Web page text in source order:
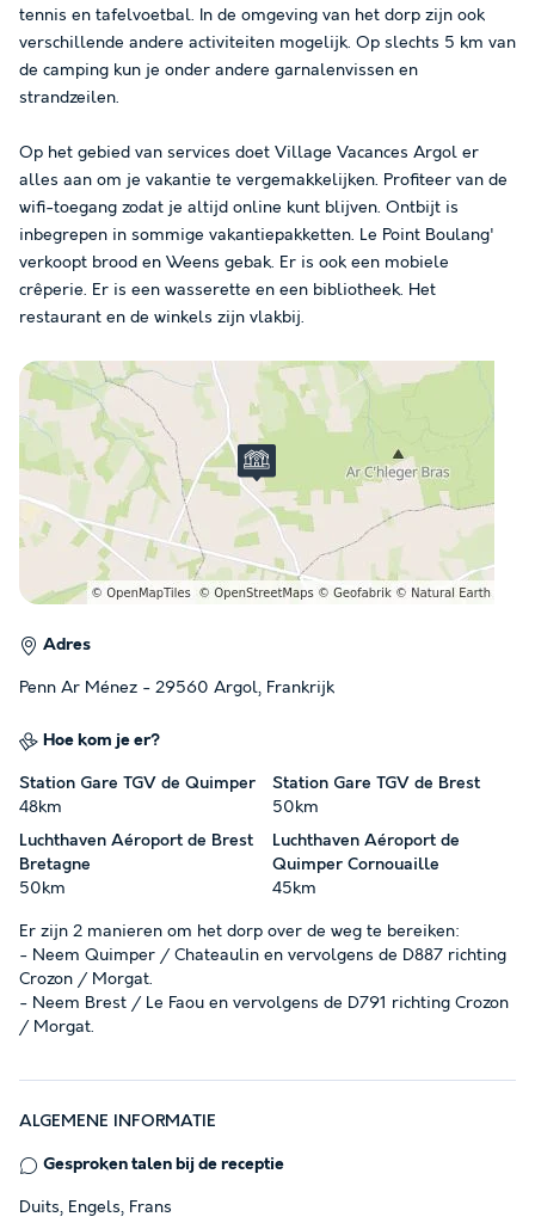
tennis en tafelvoetbal. In de omgeving van het dorp zijn ook
verschillende andere activiteiten mogelijk. Op slechts 5 km van
de camping kun je onder andere garnalenvissen en
strandzeilen.
Op het gebied van services doet Village Vacances Argol er
alles aan om je vakantie te vergemakkelijken. Profiteer van de
wifi-toegang zodat je altijd online kunt blijven. Ontbijt is
inbegrepen in sommige vakantiepakketten. Le Point Boulang'
verkoopt brood en Weens gebak. Er is ook een mobiele
crêperie. Er is een wasserette en een bibliotheek. Het
restaurant en de winkels zijn vlakbij.
Adres
Penn Ar Ménez - 29560 Argol, Frankrijk
Hoe kom je er?
Station Gare TGV de Quimper
48km
Station Gare TGV de Brest
50km
Luchthaven Aéroport de Brest
Bretagne
50km
Luchthaven Aéroport de
Quimper Cornouaille
45km
Er zijn 2 manieren om het dorp over de weg te bereiken:
- Neem Quimper / Chateaulin en vervolgens de D887 richting
Crozon / Morgat.
- Neem Brest / Le Faou en vervolgens de D791 richting Crozon
/ Morgat.
ALGEMENE INFORMATIE
Gesproken talen bij de receptie
Duits, Engels, Frans